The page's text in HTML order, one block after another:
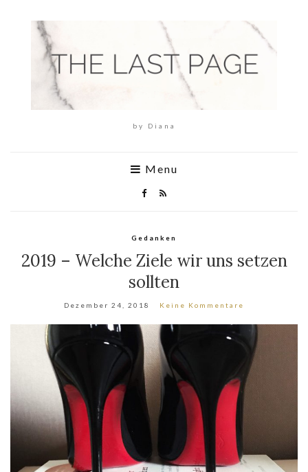
by Diana
Menu
Gedanken
2019 – Welche Ziele wir uns setzen
sollten
Dezember 24, 2018 Keine Kommentare